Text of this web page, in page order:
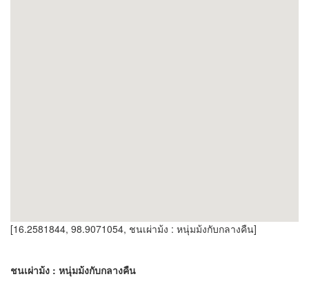
[16.2581844, 98.9071054, ชนเผ่าม้ง : หนุ่มม้งกับกลางคืน]
ชนเผ่าม้ง : หนุ่มม้งกับกลางคืน